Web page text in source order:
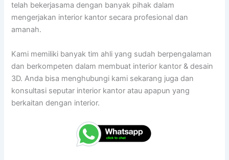
telah bekerjasama dengan banyak pihak dalam
mengerjakan interior kantor secara profesional dan
amanah.
Kami memiliki banyak tim ahli yang sudah berpengalaman
dan berkompeten dalam membuat interior kantor & desain
3D. Anda bisa menghubungi kami sekarang juga dan
konsultasi seputar interior kantor atau apapun yang
berkaitan dengan interior.